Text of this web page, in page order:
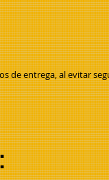
de entrega, al evitar